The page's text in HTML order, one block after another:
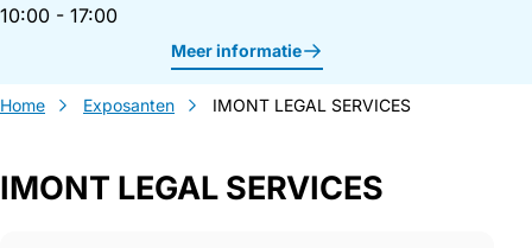
10:00 - 17:00
Meer informatie
Home Exposanten IMONT LEGAL SERVICES
IMONT LEGAL SERVICES